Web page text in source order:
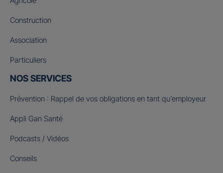
Construction
Association
Particuliers
NOS SERVICES
Prévention : Rappel de vos obligations en tant qu’employeur
Appli Gan Santé
Podcasts / Vidéos
Conseils